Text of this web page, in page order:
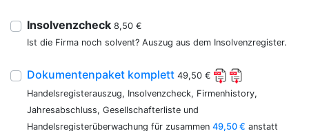
Insolvenzcheck 8,50 €
Ist die Firma noch solvent? Auszug aus dem Insolvenzregister.
Dokumentenpaket komplett 49,50 €
Handelsregisterauszug, Insolvenzcheck, Firmenhistory,
Jahresabschluss, Gesellschafterliste und
Handelsregisterüberwachung für zusammen 49,50 € anstatt